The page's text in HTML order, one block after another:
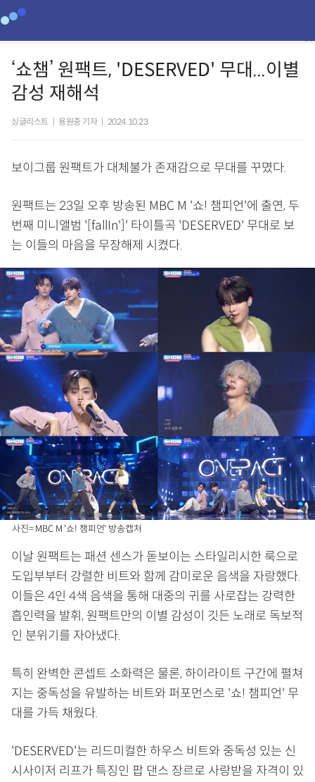
‘쇼챔’ 원팩트, 'DESERVED' 무대...이별
감성 재해석
싱글리스트 용원중 기자 2024.10.23
보이그룹 원팩트가 대체불가 존재감으로 무대를 꾸몄다.
원팩트는 23일 오후 방송된 MBC M '쇼! 챔피언'에 출연, 두
번째 미니앨범 '[fallIn']' 타이틀곡 'DESERVED' 무대로 보
는 이들의 마음을 무장해제 시켰다.
사진= MBC M '쇼! 챔피언' 방송캡처
이날 원팩트는 패션 센스가 돋보이는 스타일리시한 룩으로
도입부부터 강렬한 비트와 함께 감미로운 음색을 자랑했다.
이들은 4인 4색 음색을 통해 대중의 귀를 사로잡는 강력한
흡인력을 발휘, 원팩트만의 이별 감성이 깃든 노래로 독보적
인 분위기를 자아냈다.
특히 완벽한 콘셉트 소화력은 물론, 하이라이트 구간에 펼쳐
지는 중독성을 유발하는 비트와 퍼포먼스로 '쇼! 챔피언' 무
대를 가득 채웠다.
'DESERVED'는 리드미컬한 하우스 비트와 중독성 있는 신
시사이저 리프가 특징인 팝 댄스 장르로 사랑받을 자격이 있